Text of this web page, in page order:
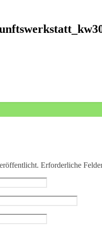
Erforderliche